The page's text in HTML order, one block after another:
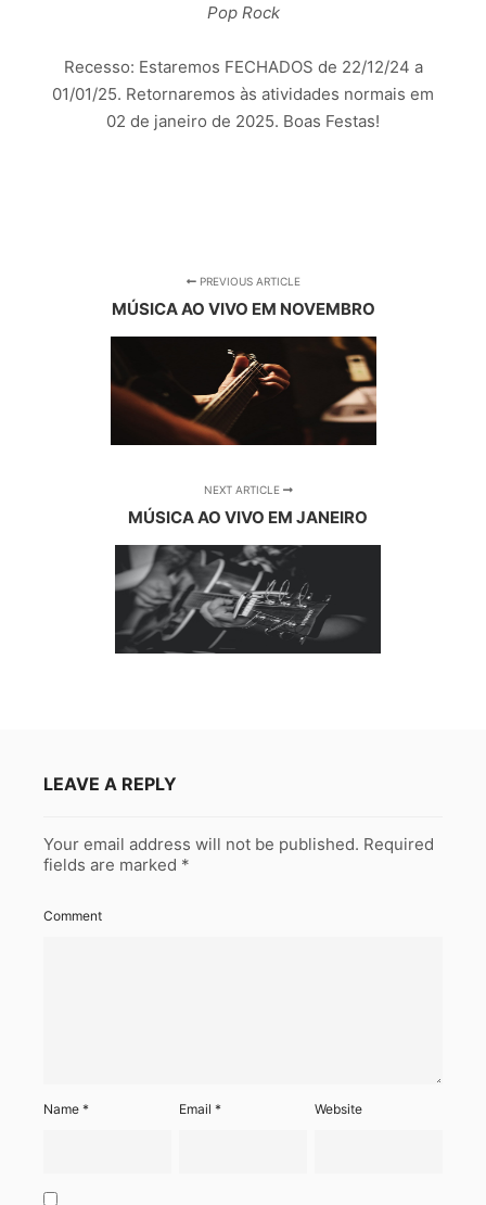
Pop Rock
Recesso: Estaremos FECHADOS de 22/12/24 a
01/01/25. Retornaremos às atividades normais em
02 de janeiro de 2025. Boas Festas!
PREVIOUS ARTICLE
MÚSICA AO VIVO EM NOVEMBRO
NEXT ARTICLE
MÚSICA AO VIVO EM JANEIRO
LEAVE A REPLY
Your email address will not be published. Required
fields are marked *
Comment
Name * Email* Website